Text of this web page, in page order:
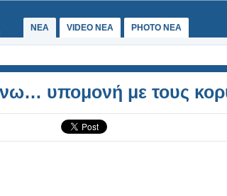
ΝΕΑ VIDEO NEA PHOTO NEA
υπομονή με τους